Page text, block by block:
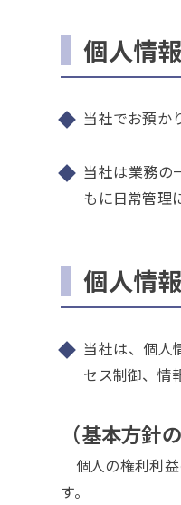
個人情
当社でお預か
当社は業務の
もに日常管理
個人情
当社は、個人
セス制御、情
（基本方針
個人の権利利
す。